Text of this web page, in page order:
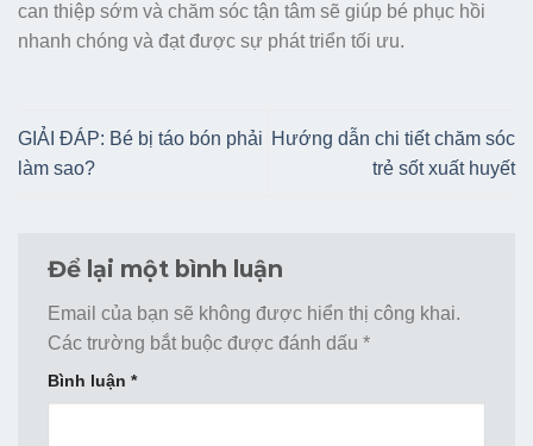
can thiệp sớm và chăm sóc tận tâm sẽ giúp bé phục hồi
nhanh chóng và đạt được sự phát triển tối ưu.
GIẢI ĐÁP: Bé bị táo bón phải
làm sao?
Hướng dẫn chi tiết chăm sóc
trẻ sốt xuất huyết
Để lại một bình luận
Email của bạn sẽ không được hiển thị công khai.
Các trường bắt buộc được đánh dấu *
Bình luận *